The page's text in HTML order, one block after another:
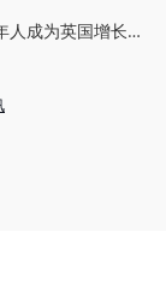
中年人成为英国增长最快的租房群体